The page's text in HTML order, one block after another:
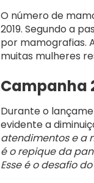
O número de
2019. Segundo a
por mamografias.
muitas mulheres
Campanha
Durante o
evidente a
atendimentos e a
é o repique da
Esse é o desafio do